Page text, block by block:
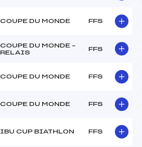
COUPE DU MONDE FFS
COUPE DU MONDE –
RELAIS
FFS
COUPE DU MONDE FFS
COUPE DU MONDE FFS
IBU CUP BIATHLON FFS